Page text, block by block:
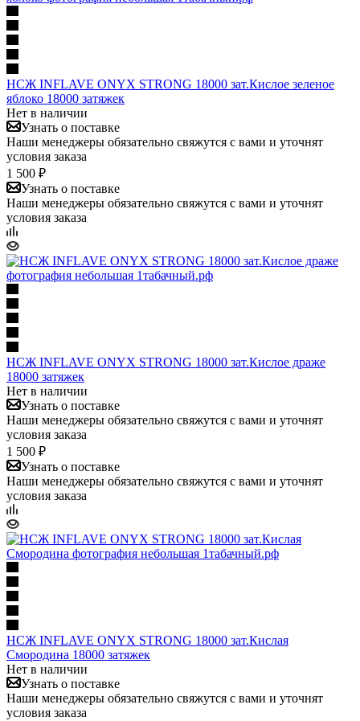
НСЖ INFLAVE ONYX STRONG 18000 зат.Кислое зеленое
яблоко 18000 затяжек
Нет в наличии
Узнать о поставке
Наши менеджеры обязательно свяжутся с вами и уточнят
условия заказа
1 500 ₽
Узнать о поставке
Наши менеджеры обязательно свяжутся с вами и уточнят
условия заказа
НСЖ INFLAVE ONYX STRONG 18000 зат.Кислое драже
18000 затяжек
Нет в наличии
Узнать о поставке
Наши менеджеры обязательно свяжутся с вами и уточнят
условия заказа
1 500 ₽
Узнать о поставке
Наши менеджеры обязательно свяжутся с вами и уточнят
условия заказа
НСЖ INFLAVE ONYX STRONG 18000 зат.Кислая
Смородина 18000 затяжек
Нет в наличии
Узнать о поставке
Наши менеджеры обязательно свяжутся с вами и уточнят
условия заказа